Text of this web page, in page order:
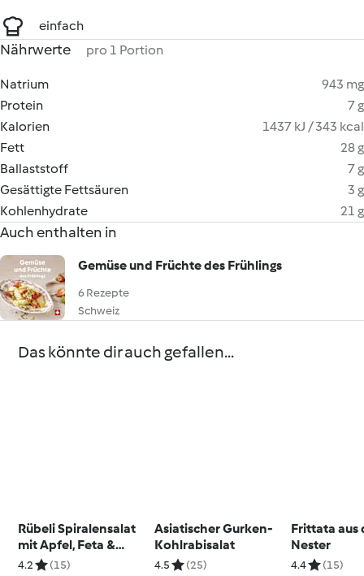
einfach
Nährwerte pro 1 Portion
Natrium
943 mg
Protein
7 g
Kalorien
1437 kJ / 343 kcal
Fett
28 g
Ballaststoff
7 g
Gesättigte Fettsäuren
3 g
Kohlenhydrate
21 g
Auch enthalten in
Gemüse und Früchte des Frühlings
6 Rezepte
Schweiz
Das könnte dir auch gefallen...
Rübeli Spiralensalat
mit Apfel, Feta &
Nüssen
4.2 (15)
Asiatischer Gurken-
Kohlrabisalat
4.5 (25)
Frittata aus
Nester
4.4 (15)